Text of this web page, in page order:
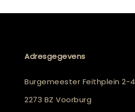
Adresgegevens
Burgemeester Feithplein 2-4
2273 BZ Voorburg